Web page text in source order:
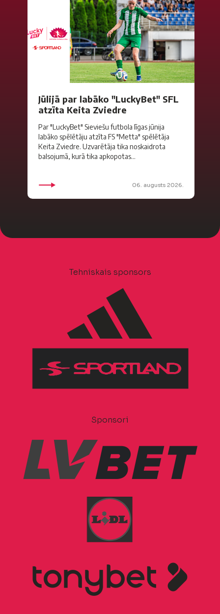
Jūlijā par labāko "LuckyBet" SFL
atzīta Keita Zviedre
Par "LuckyBet" Sieviešu futbola līgas jūnija
labāko spēlētāju atzīta FS "Metta" spēlētāja
Keita Zviedre. Uzvarētāja tika noskaidrota
balsojumā, kurā tika apkopotas...
06. augusts 2026.
Tehniskais sponsors
Sponsori